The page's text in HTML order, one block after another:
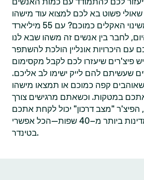
פשוט בא לכם למצוא עוד מישהו
שאכפת לו משינוי האקלים כמוכם? עם 55 מיליארד
לחבר בין אנשים זה משהו שבא לנו
עם היכרויות אונליין הולכת להשתפר
פיצ'רים שיעזרו לכם לקבל מקסימום
שעשיתם להם לייק ישימו לב אליכם.
קפה כמוכם או תמצאו מישהו
במטקות. וכשאתם מרגישים צורך
"מצב דרכון" יכול לקחת אתכם
ליותר מ–190 מדינות ביותר מ–40 שפות—הכל אפשרי
בטינדר.